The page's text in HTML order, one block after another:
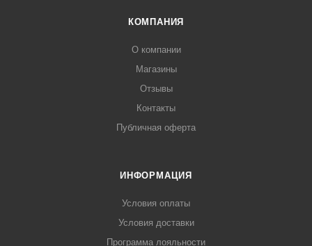
КОМПАНИЯ
О компании
Магазины
Отзывы
Контакты
Публичная оферта
ИНФОРМАЦИЯ
Условия оплаты
Условия доставки
Программа лояльности